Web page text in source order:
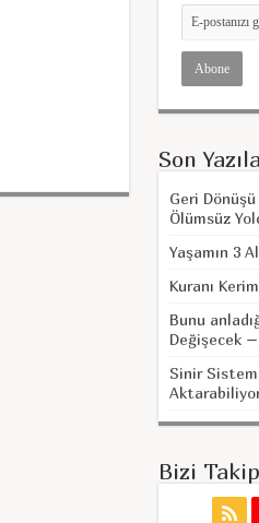
Son
Geri
Ölümsüz
Yaşamın 3
Kuranı
Bunu
Değişecek
Sinir
Bizi